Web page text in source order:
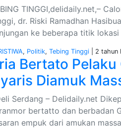
TINGGI,delidaily.net,–
dr. Riski Ramadhan
ke beberapa titik
, Politik,Tebing Tinggi | 2 tahun
Bertato
Diamuk
Serdang – Delidaily.net
bertatto dan berbadan
empuk dari amukan massa